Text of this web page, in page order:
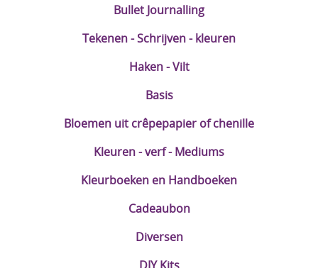
Bullet Journalling
Tekenen - Schrijven - kleuren
Haken - Vilt
Basis
Bloemen uit crêpepapier of chenille
Kleuren - verf - Mediums
Kleurboeken en Handboeken
Cadeaubon
Diversen